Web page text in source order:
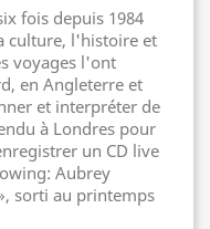
fois depuis 1984
culture, l'histoire et
voyages l'ont
en Angleterre et
et interpréter de
à Londres pour
un CD live
Aubrey
sorti au printemps